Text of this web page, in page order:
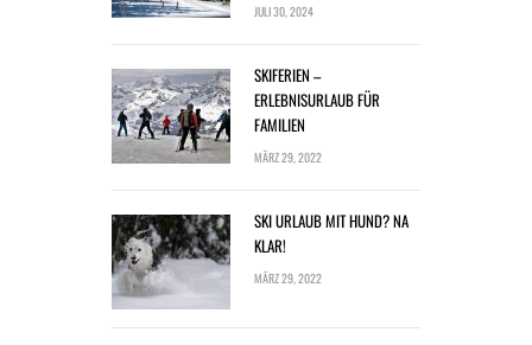
JULI 30, 2024
SKIFERIEN –
ERLEBNISURLAUB FÜR
FAMILIEN
MÄRZ 29, 2022
SKI URLAUB MIT HUND? NA
KLAR!
MÄRZ 29, 2022